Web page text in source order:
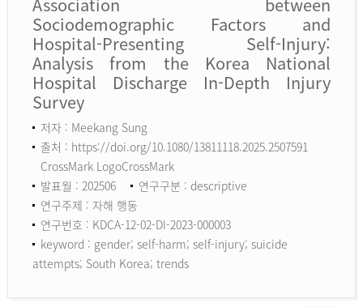
Sociodemographic Factors and
Hospital-Presenting Self-Injury:
Analysis from the Korea National
Hospital Discharge In-Depth Injury
Survey
저자 : Meekang Sung
출처 : https://doi.org/10.1080/13811118.2025.2507591
CrossMark LogoCrossMark
발표월 : 202506
연구구분 : descriptive
연구주제 : 자해 행동
연구번호 : KDCA-12-02-DI-2023-000003
keyword : gender; self-harm; self-injury; suicide
attempts; South Korea; trends